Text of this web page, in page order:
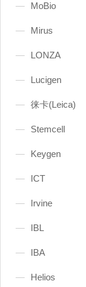
MoBio
Mirus
LONZA
Lucigen
徕卡(Leica)
Stemcell
Keygen
ICT
Irvine
IBL
IBA
Helios